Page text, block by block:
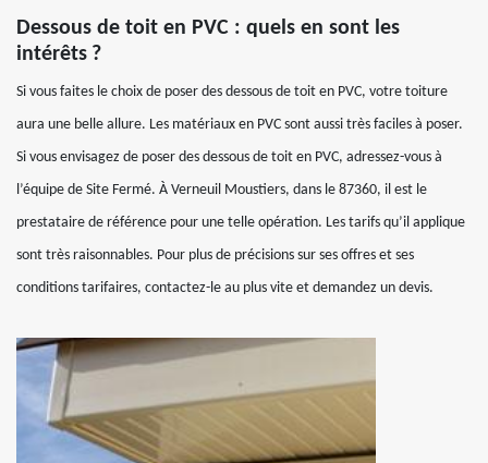
Dessous de toit en PVC : quels en sont les
intérêts ?
Si vous faites le choix de poser des dessous de toit en PVC, votre toiture
aura une belle allure. Les matériaux en PVC sont aussi très faciles à poser.
Si vous envisagez de poser des dessous de toit en PVC, adressez-vous à
l’équipe de Site Fermé. À Verneuil Moustiers, dans le 87360, il est le
prestataire de référence pour une telle opération. Les tarifs qu’il applique
sont très raisonnables. Pour plus de précisions sur ses offres et ses
conditions tarifaires, contactez-le au plus vite et demandez un devis.